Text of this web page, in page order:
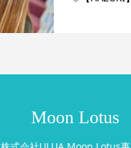
Moon Lotus